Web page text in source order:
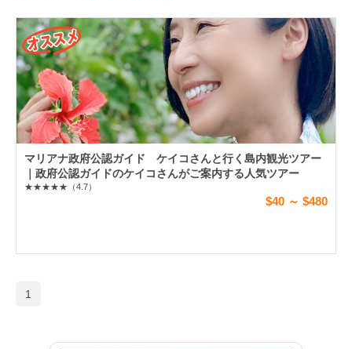
マリアナ政府公認ガイド ケイコさんと行く島内観光ツアー
｜政府公認ガイドのケイコさんがご案内する人気ツアー
★★★★★ （4.7）
$40 ～ $480
1